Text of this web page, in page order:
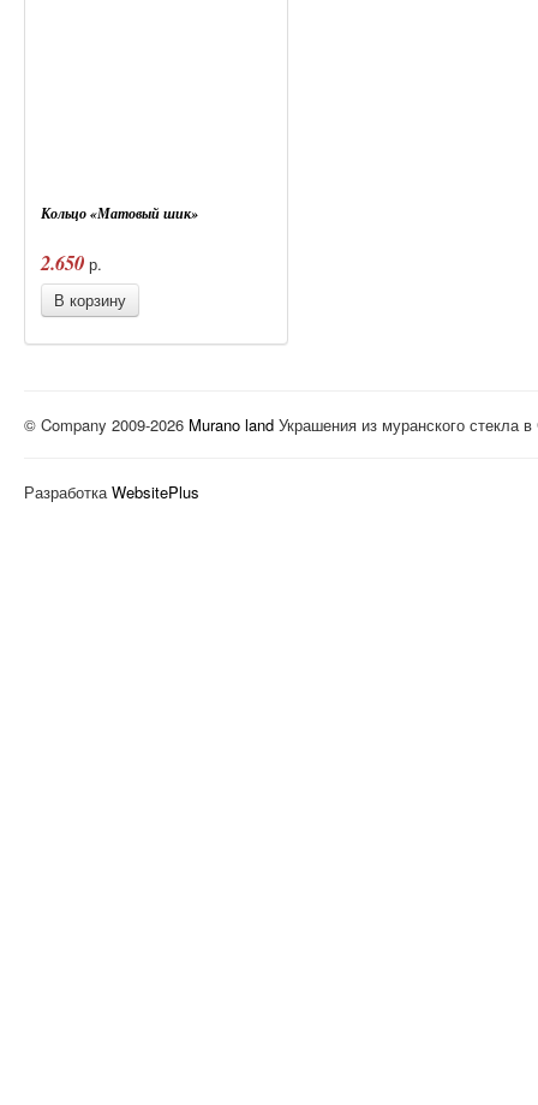
Кольцо «Матовый шик»
2.650 р.
В корзину
© Company 2009-2026 Murano land Украшения из муранского стекла в
РазработкаWebsitePlus